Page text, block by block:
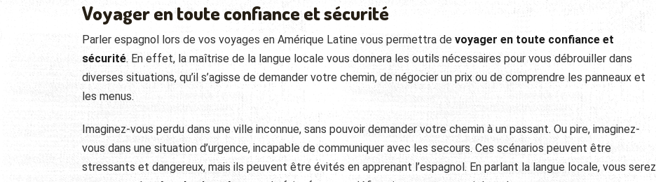
Voyager en toute confiance et sécurité
Parler espagnol lors de vos voyages en Amérique Latine vous permettra de voyager en toute confiance et
sécurité. En effet, la maîtrise de la langue locale vous donnera les outils nécessaires pour vous débrouiller dans
diverses situations, qu’il s’agisse de demander votre chemin, de négocier un prix ou de comprendre les panneaux et
les menus.
Imaginez-vous perdu dans une ville inconnue, sans pouvoir demander votre chemin à un passant. Ou pire, imaginez-
vous dans une situation d’urgence, incapable de communiquer avec les secours. Ces scénarios peuvent être
stressants et dangereux, mais ils peuvent être évités en apprenant l’espagnol. En parlant la langue locale, vous serez